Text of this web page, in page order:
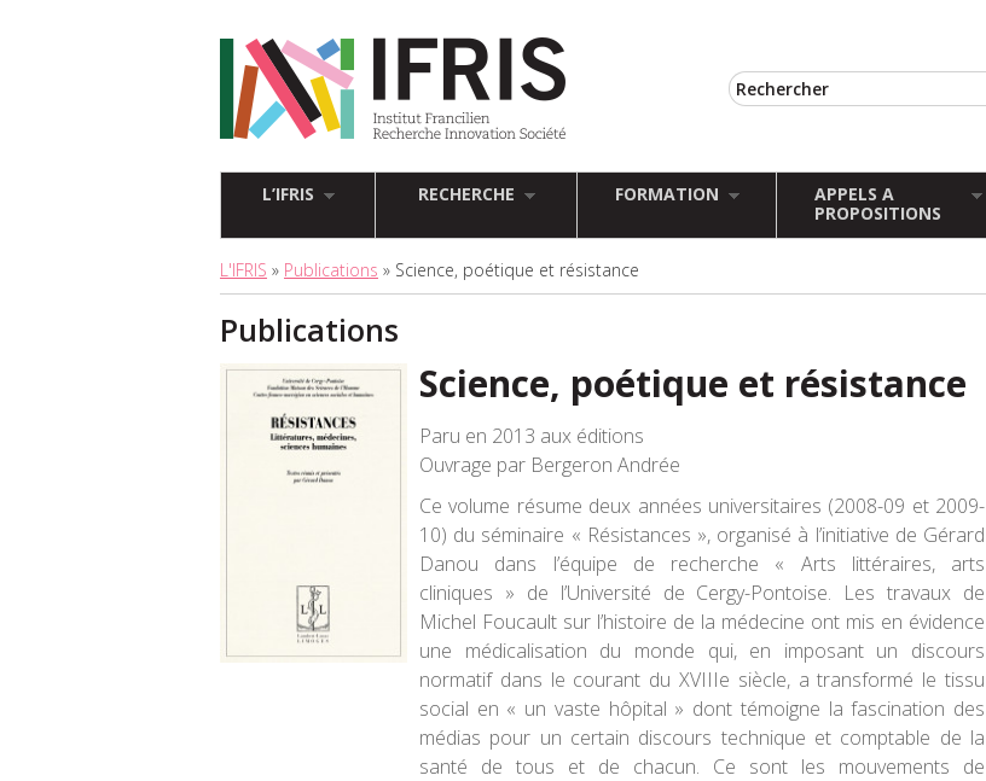
L’IFRIS RECHERCHE FORMATION
APPELS A
PROPOSITIONS
L'IFRIS » Publications » Science, poétique et résistance
Publications
Science, poétique et résistance
Paru en 2013 aux éditions
Ouvrage par Bergeron Andrée
Ce volume résume deux années universitaires (2008-09 et 2009-
10) du séminaire « Résistances », organisé à l’initiative de Gérard
Danou dans l’équipe de recherche « Arts littéraires, arts
cliniques » de l’Université de Cergy-Pontoise. Les travaux de
Michel Foucault sur l’histoire de la médecine ont mis en évidence
une médicalisation du monde qui, en imposant un discours
normatif dans le courant du XVIIIe siècle, a transformé le tissu
social en « un vaste hôpital » dont témoigne la fascination des
médias pour un certain discours technique et comptable de la
santé de tous et de chacun. Ce sont les mouvements de